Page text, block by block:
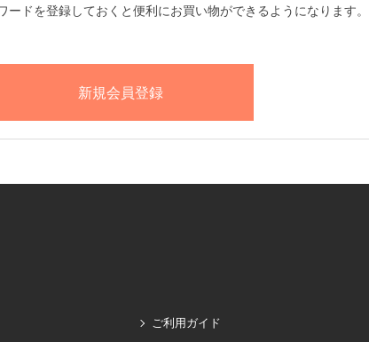
ードを登録しておくと便利にお買い物ができるようになります。
ご利用ガイド